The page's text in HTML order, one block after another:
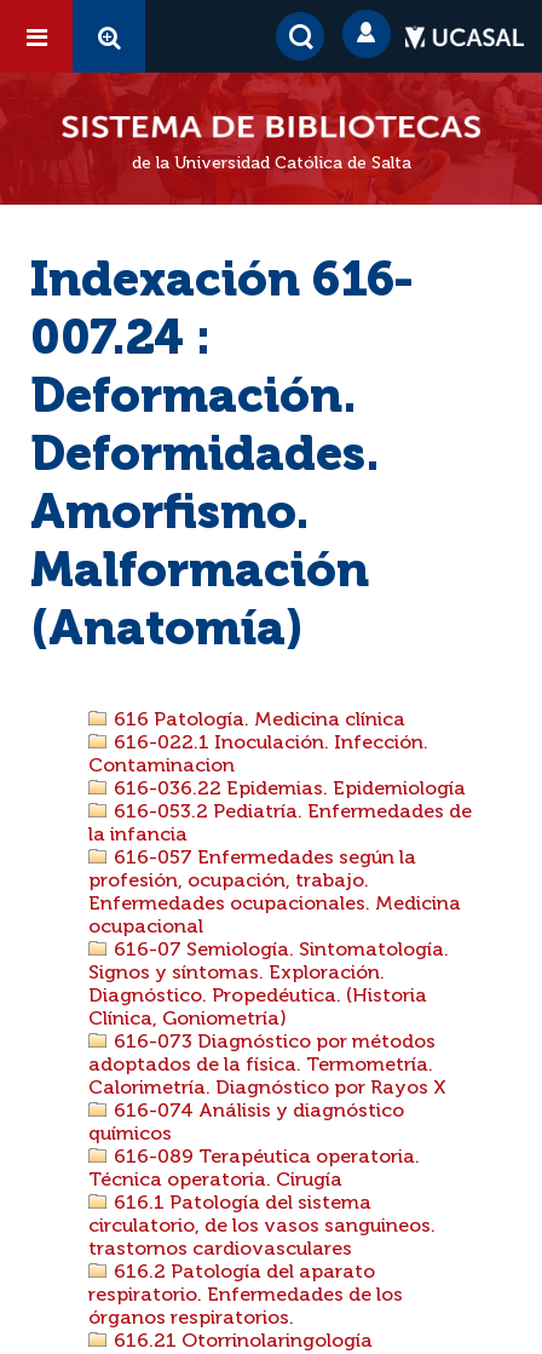
de la Universidad Católica de Salta
Indexación 616-
007.24 :
Deformación.
Deformidades.
Amorfismo.
Malformación
(Anatomía)
616 Patología. Medicina clínica
616-022.1 Inoculación. Infección.
Contaminacion
616-036.22 Epidemias. Epidemiología
616-053.2 Pediatría. Enfermedades de
la infancia
616-057 Enfermedades según la
profesión, ocupación, trabajo.
Enfermedades ocupacionales. Medicina
ocupacional
616-07 Semiología. Sintomatología.
Signos y síntomas. Exploración.
Diagnóstico. Propedéutica. (Historia
Clínica, Goniometría)
616-073 Diagnóstico por métodos
adoptados de la física. Termometría.
Calorimetría. Diagnóstico por Rayos X
616-074 Análisis y diagnóstico
químicos
616-089 Terapéutica operatoria.
Técnica operatoria. Cirugía
616.1 Patología del sistema
circulatorio, de los vasos sanguineos.
trastornos cardiovasculares
616.2 Patología del aparato
respiratorio. Enfermedades de los
órganos respiratorios.
616.21 Otorrinolaringología